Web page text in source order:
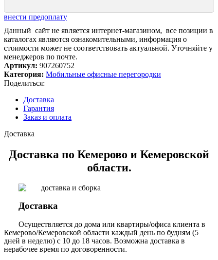
внести предоплату
Данный сайт не является интернет-магазином, все позиции в
каталогах являются ознакомительными, информация о
стоимости может не соответствовать актуальной. Уточняйте у
менеджеров по почте.
Артикул: 907260752
Категория: Мобильные офисные перегородки
Поделиться:
Доставка
Гарантия
Заказ и оплата
Доставка
Доставка по Кемерово и Кемеровской
области.
Доставка
Осуществляется до дома или квартиры/офиса клиента в
Кемерово/Кемеровской области каждый день по будням (5
дней в неделю) с 10 до 18 часов. Возможна доставка в
нерабочее время по договоренности.